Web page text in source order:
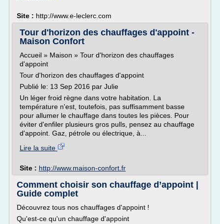
Site : http://www.e-leclerc.com
Tour d'horizon des chauffages d'appoint -
Maison Confort
Accueil » Maison » Tour d'horizon des chauffages
d'appoint
Tour d'horizon des chauffages d'appoint
Publié le: 13 Sep 2016 par Julie
Un léger froid règne dans votre habitation. La
température n'est, toutefois, pas suffisamment basse
pour allumer le chauffage dans toutes les pièces. Pour
éviter d'enfiler plusieurs gros pulls, pensez au chauffage
d'appoint. Gaz, pétrole ou électrique, à...
Lire la suite
Site : http://www.maison-confort.fr
Comment choisir son chauffage d’appoint |
Guide complet
Découvrez tous nos chauffages d'appoint !
Qu'est-ce qu'un chauffage d'appoint